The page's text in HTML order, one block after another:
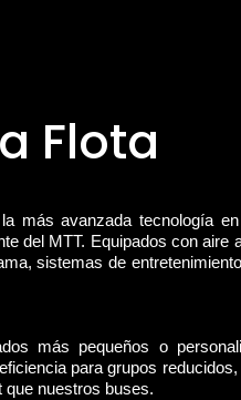
Flota
más avanzada tecnología
del MTT. Equipados con aire
sistemas de
más pequeños o
para grupos
que nuestros buses.